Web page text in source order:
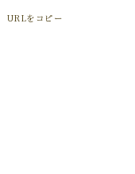
URLをコピー